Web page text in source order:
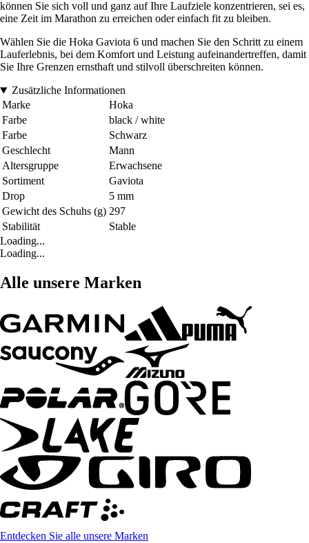
können Sie sich voll und ganz auf Ihre Laufziele konzentrieren, sei es,
eine Zeit im Marathon zu erreichen oder einfach fit zu bleiben.
Wählen Sie die Hoka Gaviota 6 und machen Sie den Schritt zu einem
Lauferlebnis, bei dem Komfort und Leistung aufeinandertreffen, damit
Sie Ihre Grenzen ernsthaft und stilvoll überschreiten können.
Zusätzliche Informationen
Marke
Hoka
Farbe
black / white
Farbe
Schwarz
Geschlecht
Mann
Altersgruppe
Erwachsene
Sortiment
Gaviota
Drop
5 mm
Gewicht des Schuhs (g) 297
Stabilität
Stable
Loading...
Loading...
Alle unsere Marken
Entdecken Sie alle unsere Marken